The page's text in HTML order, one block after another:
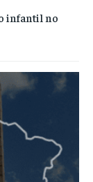
infantil no